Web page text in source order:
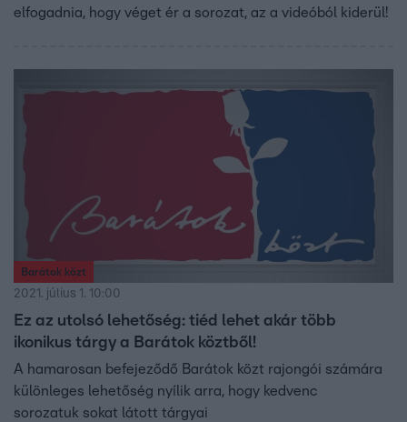
elfogadnia, hogy véget ér a sorozat, az a videóból kiderül!
Barátok közt
2021. július 1. 10:00
Ez az utolsó lehetőség: tiéd lehet akár több
ikonikus tárgy a Barátok köztből!
A hamarosan befejeződő Barátok közt rajongói számára
különleges lehetőség nyílik arra, hogy kedvenc
sorozatuk sokat látott tárgyai